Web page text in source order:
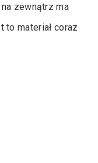
zewnątrz ma
materiał coraz